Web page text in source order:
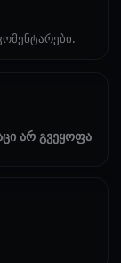
არ გვეყოფა